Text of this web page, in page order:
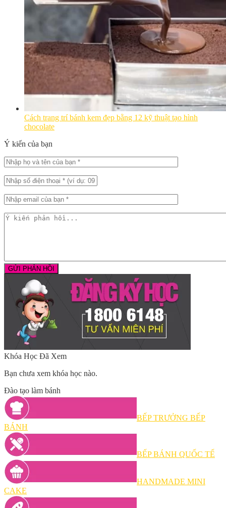
Cách trang trí bánh kem đẹp bằng 12 kỹ thuật tạo hình
chocolate
Ý kiến của bạn
Khóa Học Đã Xem
Bạn chưa xem khóa học nào.
Đào tạo làm bánh
BẾP TRƯỞNG BẾP
BÁNH
BẾP BÁNH QUỐC TẾ
HANDMADE MINI
CAKE